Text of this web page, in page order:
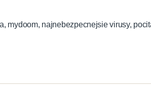
, mydoom, najnebezpecnejsie virusy,